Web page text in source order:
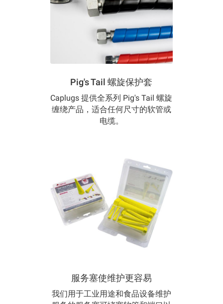
Pig's Tail 螺旋保护套
Caplugs 提供全系列 Pig's Tail 螺旋
缠绕产品，适合任何尺寸的软管或
电缆。
服务塞使维护更容易
我们用于工业用途和食品设备维护